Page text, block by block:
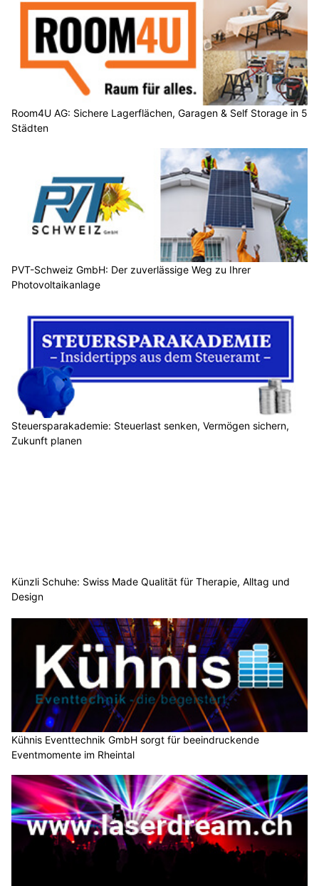
Room4U AG: Sichere Lagerflächen, Garagen & Self Storage in 5
Städten
PVT-Schweiz GmbH: Der zuverlässige Weg zu Ihrer
Photovoltaikanlage
Steuersparakademie: Steuerlast senken, Vermögen sichern,
Zukunft planen
Künzli Schuhe: Swiss Made Qualität für Therapie, Alltag und
Design
Kühnis Eventtechnik GmbH sorgt für beeindruckende
Eventmomente im Rheintal